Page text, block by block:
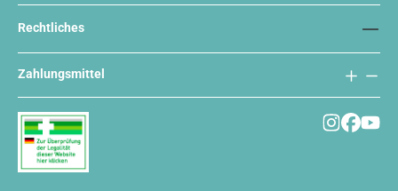
Rechtliches
Zahlungsmittel